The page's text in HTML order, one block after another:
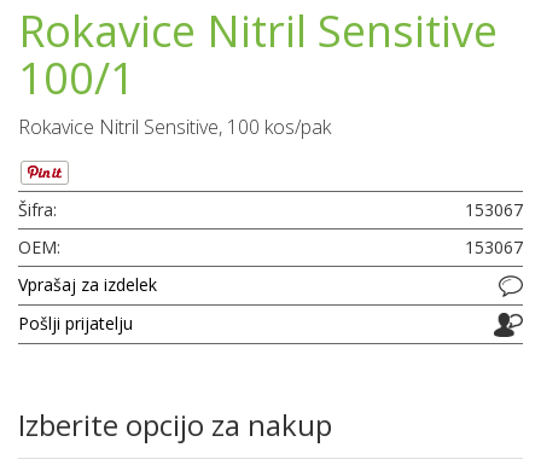
Rokavice Nitril Sensitive
100/1
Rokavice Nitril Sensitive, 100 kos/pak
Šifra:
153067
OEM:
153067
Vprašaj za izdelek
Pošlji prijatelju
Izberite opcijo za nakup